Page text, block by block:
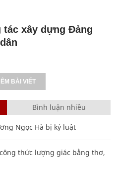
tác xây dựng Đảng
BÀI VIẾT
Bình luận nhiều
Ngọc Hà bị kỷ luật
thức lượng giác bằng thơ,